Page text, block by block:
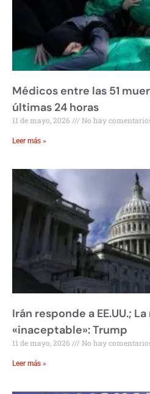
Médicos entre las 51
últimas 24 horas
11 de mayo, 2026 No hay
Leer más »
Irán responde a EE.UU.;
«inaceptable»: Trump
11 de mayo, 2026 No hay
Leer más »